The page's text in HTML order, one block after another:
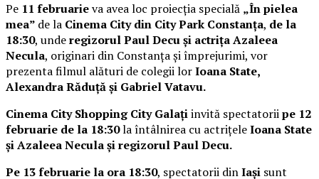
Pe 11 februarieva avea loc proiecția specială „În pielea
mea” de la Cinema City din City Park Constanța, de la
18:30, underegizorul Paul Decu și actrița Azaleea
Necula, originari din Constanța și împrejurimi, vor
prezenta filmul alături de colegii lorIoana State,
Alexandra Răduță și Gabriel Vatavu.
Cinema City Shopping City Galațiinvită spectatoriipe 12
februarie de la 18:30la întâlnirea cu actrițeleIoana State
și Azaleea Necula și regizorul Paul Decu.
Pe 13 februarie la ora 18:30, spectatorii dinIași sunt